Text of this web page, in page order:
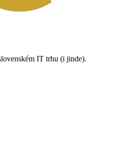
IT trhu (i jinde).​